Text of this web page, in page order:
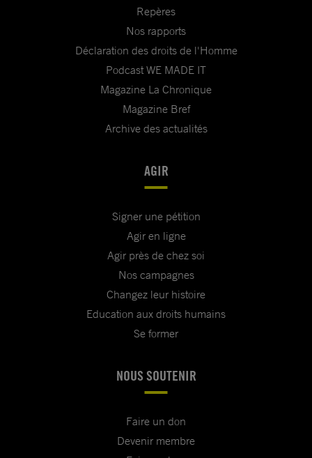
Repères
Nos rapports
Déclaration des droits de l'Homme
Podcast WE MADE IT
Magazine La Chronique
Magazine Bref
Archive des actualités
AGIR
Signer une pétition
Agir en ligne
Agir près de chez soi
Nos campagnes
Changez leur histoire
Education aux droits humains
Se former
NOUS SOUTENIR
Faire un don
Devenir membre